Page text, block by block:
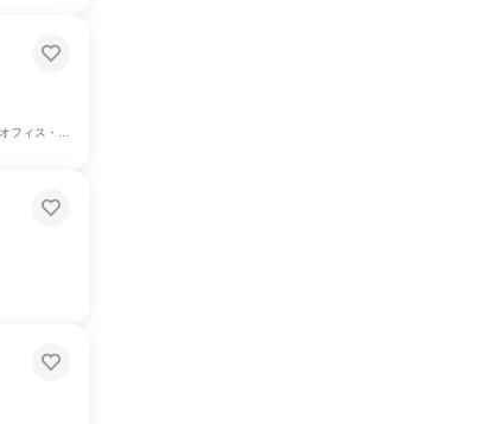
サポート/コールセンター